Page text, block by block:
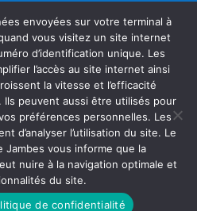
2026
envoyées sur votre terminal à
vous visitez un site internet
d’identification unique. Les
l’accès au site internet ainsi
la vitesse et l’efficacité
Ils peuvent aussi être utilisés pour
préférences personnelles. Les
d’analyser l’utilisation du site. Le
Jambes vous informe que la
nuire à la navigation optimale et
du site.
de confidentialité